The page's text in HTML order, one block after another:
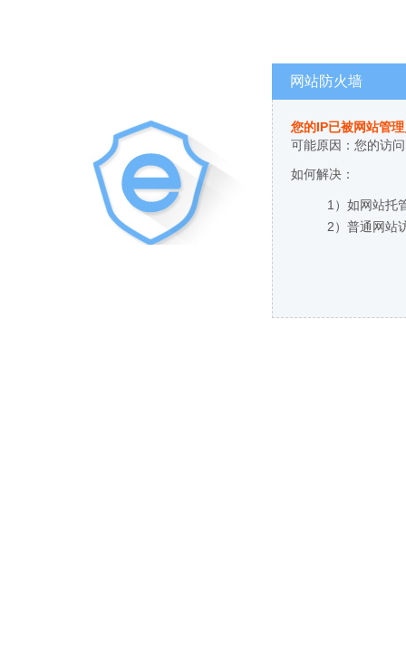
网站防火墙
您的IP已被网站管
可能原因：您的访
如何解决：
1）如网站托
2）普通网站